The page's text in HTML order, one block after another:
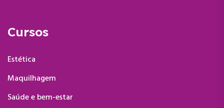
Cursos
Estética
Maquilhagem
Saúde e bem-estar